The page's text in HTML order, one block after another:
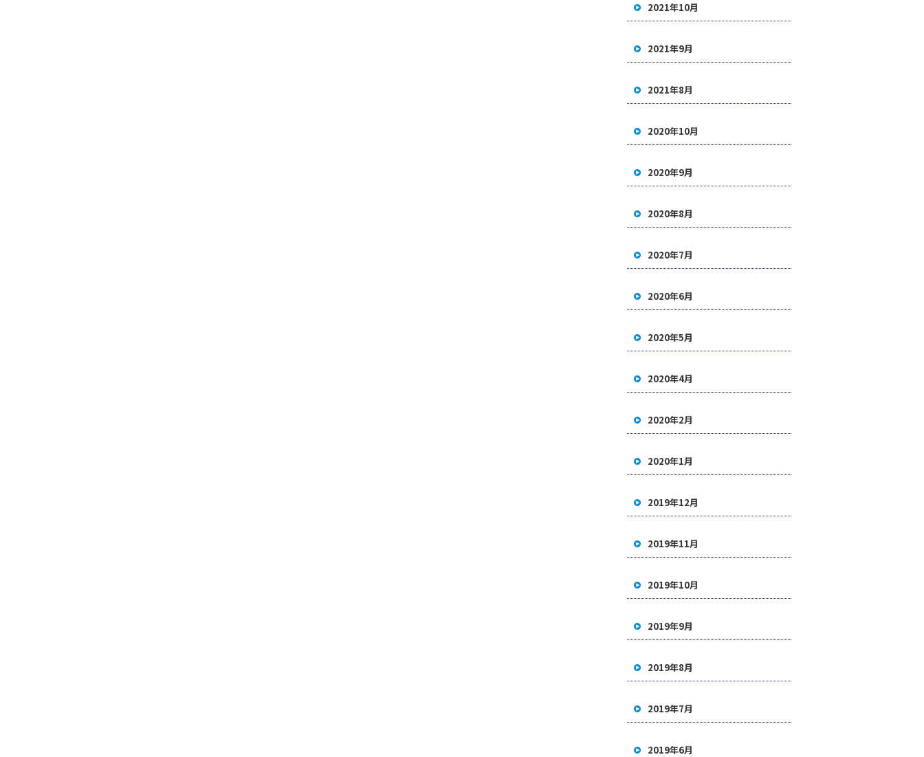
2021年10月
2021年9月
2021年8月
2020年10月
2020年9月
2020年8月
2020年7月
2020年6月
2020年5月
2020年4月
2020年2月
2020年1月
2019年12月
2019年11月
2019年10月
2019年9月
2019年8月
2019年7月
2019年6月